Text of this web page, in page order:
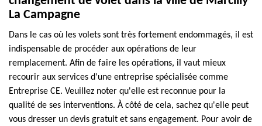
La Campagne
Dans le cas où les volets sont très fortement endommagés, il est
indispensable de procéder aux opérations de leur
remplacement. Afin de faire les opérations, il vaut mieux
recourir aux services d'une entreprise spécialisée comme
Entreprise CE. Veuillez noter qu'elle est reconnue pour la
qualité de ses interventions. À côté de cela, sachez qu'elle peut
vous dresser un devis gratuit et sans engagement. Pour avoir de